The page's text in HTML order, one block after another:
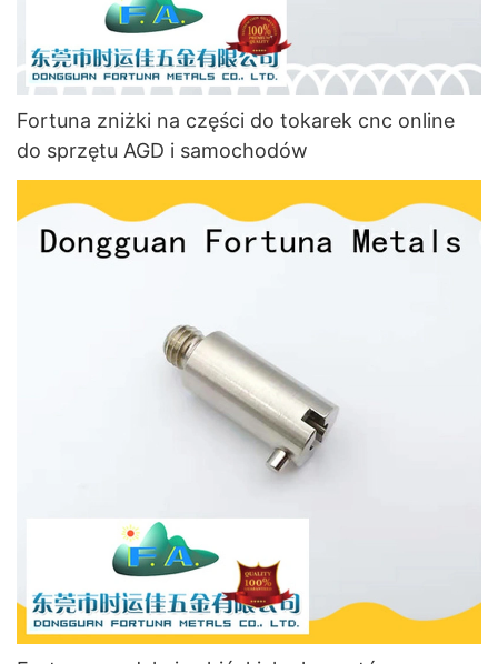
Fortuna zniżki na części do tokarek cnc online
do sprzętu AGD i samochodów